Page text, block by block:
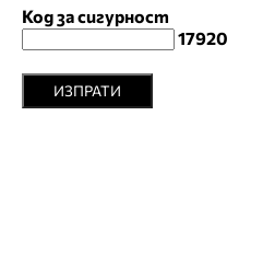
Код за сигурност
17920
ИЗПРАТИ